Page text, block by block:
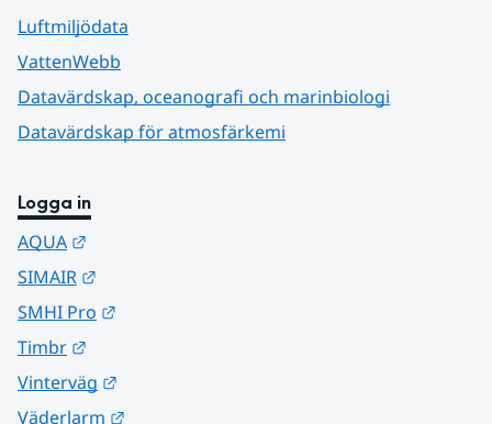
Luftmiljödata
VattenWebb
Datavärdskap, oceanografi och marinbiologi
Datavärdskap för atmosfärkemi
Logga in
AQUA
SIMAIR
SMHI Pro
Timbr
Vinterväg
Väderlarm